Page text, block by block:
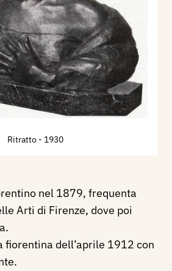
Ritratto - 1930
nel 1879, frequenta
Arti di Firenze, dove poi
fiorentina dell’aprile 1912 con